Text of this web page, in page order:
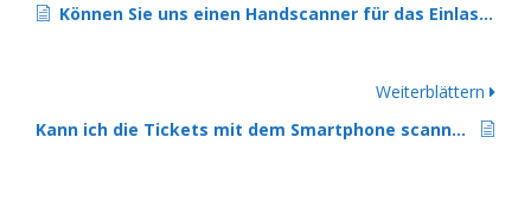
Können Sie uns einen Handscanner für das Einlassmanagement empfehlen?
Weiterblättern
Kann ich die Tickets mit dem Smartphone scannen?